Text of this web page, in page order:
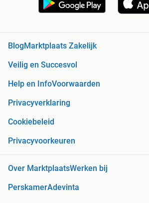
BlogMarktplaats Zakelijk
Veilig en Succesvol
Help en InfoVoorwaarden
Privacyverklaring
Cookiebeleid
Privacyvoorkeuren
Over MarktplaatsWerken bij
PerskamerAdevinta